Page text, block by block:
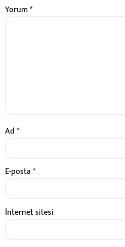
Yorum*
Ad*
E-posta*
İnternet sitesi